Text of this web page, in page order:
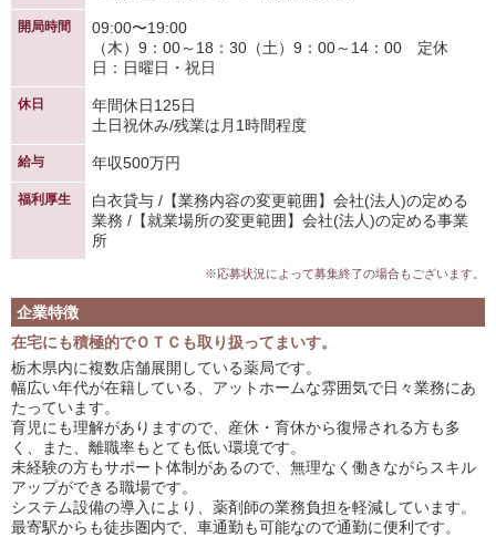
開局時間
09:00〜19:00
（木）9：00～18：30（土）9：00～14：00 定休
日：日曜日・祝日
休日
年間休日125日
土日祝休み/残業は月1時間程度
給与 年収500万円
福利厚生
白衣貸与 /【業務内容の変更範囲】会社(法人)の定める
業務 /【就業場所の変更範囲】会社(法人)の定める事業
所
※応募状況によって募集終了の場合もございます。
企業特徴
在宅にも積極的でＯＴＣも取り扱ってまいす。
栃木県内に複数店舗展開している薬局です。
幅広い年代が在籍している、アットホームな雰囲気で日々業務にあ
たっています。
育児にも理解がありますので、産休・育休から復帰される方も多
く、また、離職率もとても低い環境です。
未経験の方もサポート体制があるので、無理なく働きながらスキル
アップができる職場です。
システム設備の導入により、薬剤師の業務負担を軽減しています。
最寄駅からも徒歩圏内で、車通勤も可能なので通勤に便利です。